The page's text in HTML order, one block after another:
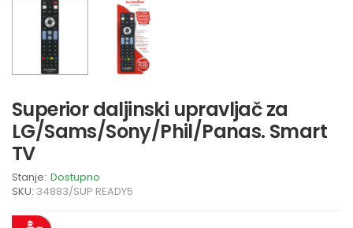
Superior daljinski upravljač za
LG/Sams/Sony/Phil/Panas. Smart
TV
Stanje: Dostupno
SKU: 34883/SUP READY5